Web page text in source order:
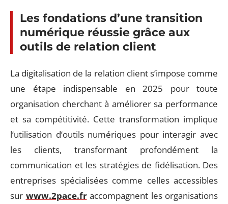
Les fondations d’une transition
numérique réussie grâce aux
outils de relation client
La digitalisation de la relation client s’impose comme
une étape indispensable en 2025 pour toute
organisation cherchant à améliorer sa performance
et sa compétitivité. Cette transformation implique
l’utilisation d’outils numériques pour interagir avec
les clients, transformant profondément la
communication et les stratégies de fidélisation. Des
entreprises spécialisées comme celles accessibles
sur www.2pace.fraccompagnent les organisations